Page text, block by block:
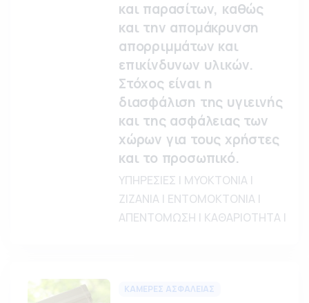
και παρασίτων, καθώς
και την απομάκρυνση
απορριμμάτων και
επικίνδυνων υλικών.
Στόχος είναι η
διασφάλιση της υγιεινής
και της ασφάλειας των
χώρων για τους χρήστες
και το προσωπικό.
ΥΠΗΡΕΣΙΕΣ | ΜΥΟΚΤΟΝΙΑ |
ΖΙΖΑΝΙΑ | ΕΝΤΟΜΟΚΤΟΝΙΑ |
ΑΠΕΝΤΟΜΩΣΗ | ΚΑΘΑΡΙΟΤΗΤΑ |
ΚΑΜΕΡΕΣ ΑΣΦΑΛΕΙΑΣ